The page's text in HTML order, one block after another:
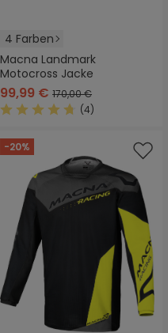
4 Farben
Macna Landmark
Motocross Jacke
99,99 € 170,00 €
(4)
-20%